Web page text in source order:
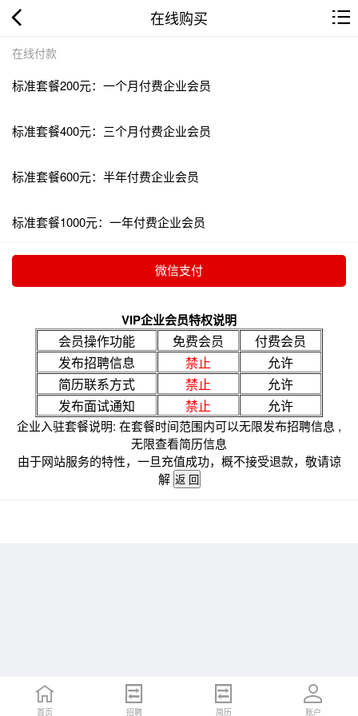
在线购买
在线付款
标准套餐200元：一个月付费企业会员
标准套餐400元：三个月付费企业会员
标准套餐600元：半年付费企业会员
标准套餐1000元：一年付费企业会员
VIP企业会员特权说明
会员操作功能 免费会员
付费会员
发布招聘信息
禁止
允许
简历联系方式
禁止
允许
发布面试通知
禁止 允许
企业入驻套餐说明: 在套餐时间范围内可以无限发布招聘信息 ,
无限查看简历信息
由于网站服务的特性，一旦充值成功，概不接受退款，敬请谅
解
首页 招聘 简历 账户